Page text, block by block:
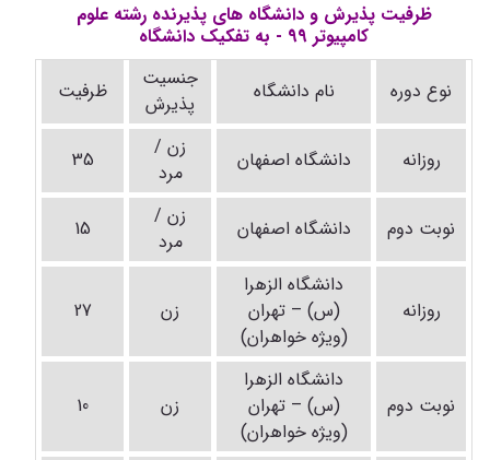
ظرفیت پذیرش و دانشگاه های پذیرنده رشته علوم
کامپیوتر 99 - به تفکیک دانشگاه
نوع دوره
نام دانشگاه
جنسیت
پذیرش
ظرفیت
روزانه دانشگاه اصفهان
زن /
مرد
35
نوبت دوم دانشگاه اصفهان
زن /
مرد
15
روزانه
دانشگاه الزهرا
(س) – تهران
(ویژه خواهران)
زن 27
نوبت دوم
دانشگاه الزهرا
(س) – تهران
(ویژه خواهران)
زن 10